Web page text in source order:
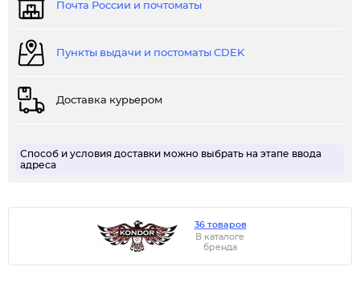
Почта России и почтоматы
Пункты выдачи и постоматы CDEK
Доставка курьером
Способ и условия доставки можно выбрать на этапе ввода
адреса
36 товаров
В каталоге
бренда